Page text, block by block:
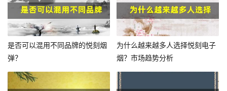
是否可以混用不同品牌的悦刻烟
弹？
为什么越来越多人选择悦刻电子
烟？市场趋势分析